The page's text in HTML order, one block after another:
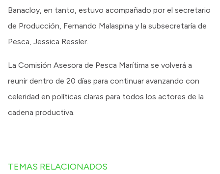
Banacloy, en tanto, estuvo acompañado por el secretario
de Producción, Fernando Malaspina y la subsecretaría de
Pesca, Jessica Ressler.
La Comisión Asesora de Pesca Marítima se volverá a
reunir dentro de 20 días para continuar avanzando con
celeridad en políticas claras para todos los actores de la
cadena productiva.
TEMAS RELACIONADOS